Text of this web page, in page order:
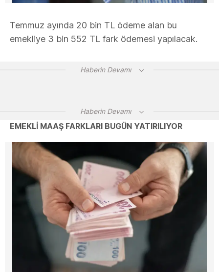
Temmuz ayında 20 bin TL ödeme alan bu
emekliye 3 bin 552 TL fark ödemesi yapılacak.
Haberin Devamı
Haberin Devamı
EMEKLİ MAAŞ FARKLARI BUGÜN YATIRILIYOR